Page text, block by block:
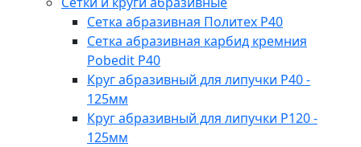
Сетка абразивная Политех P40
Сетка абразивная карбид кремния
Pobedit Р40
Круг абразивный для липучки Р40 -
125мм
Круг абразивный для липучки Р120 -
125мм